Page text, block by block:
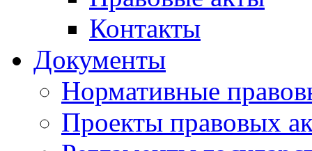
Контакты
Документы
Нормативные
Проекты правовых